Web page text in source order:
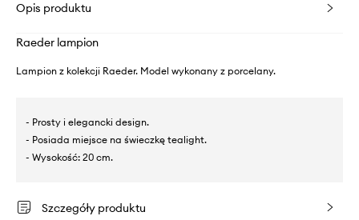
Opis produktu
Raeder lampion
Lampion z kolekcji Raeder. Model wykonany z porcelany.
- Prosty i elegancki design.
- Posiada miejsce na świeczkę tealight.
- Wysokość: 20 cm.
Szczegóły produktu